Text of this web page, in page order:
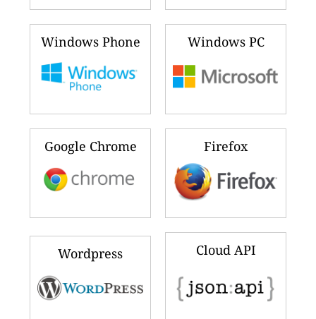
Windows Phone Windows PC
Google Chrome Firefox
Wordpress Cloud API